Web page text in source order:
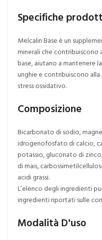
Specifiche
Melcalin Base è un
minerali che
base, aiutano a mantenere
unghie e contribuiscono
stress ossidativo.
Composizione
Bicarbonato di sodio,
idrogenofosfato di calcio,
potassio, gluconato di
di mais,
acidi grassi.
L’elenco degli ingredienti
ingredienti riportati sulle
Modalità D'uso